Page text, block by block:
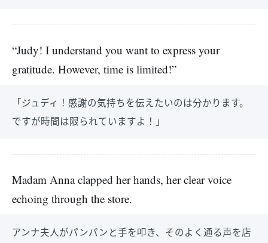
“Judy! I understand you want to express your
gratitude. However, time is limited!”
「ジュディ！感謝の気持ちを伝えたいのは分かります。
ですが時間は限られていますよ！」
Madam Anna clapped her hands, her clear voice
echoing through the store.
アンナ夫人がパンパンと手を叩き、そのよく通る声を店